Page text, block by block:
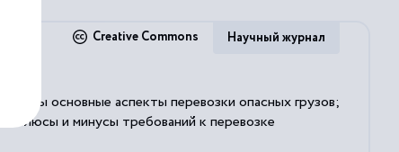
основные аспекты перевозки опасных грузов;
плюсы и минусы требований к перевозке
Creative Commons Научный журнал